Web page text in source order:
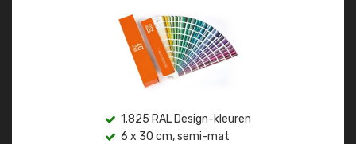
1.825 RAL Design-kleuren
6 x 30 cm, semi-mat